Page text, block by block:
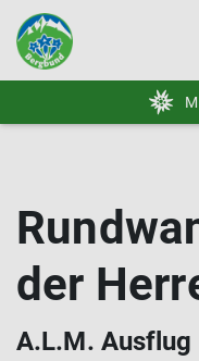
der
A.L.M. Ausflug